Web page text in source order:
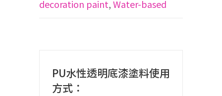
decoration paint,Water-based
PU水性透明底漆塗料使用
方式：